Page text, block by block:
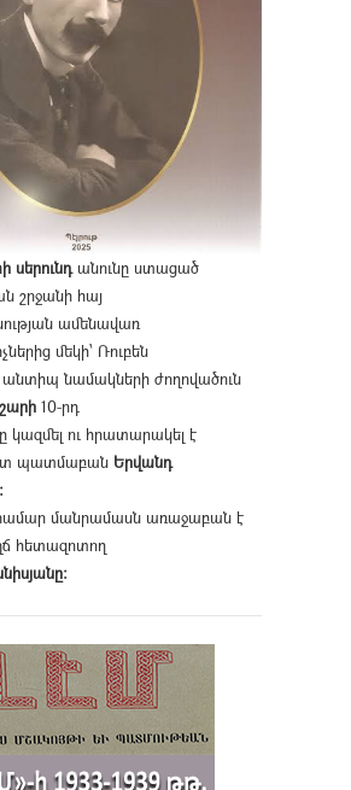
անունը ստացած
շրջանի հայ
ամենավառ
մեկի՝ Ռուբեն
նամակների ժողովածուն
10-րդ
կազմել ու հրատարակել է
պատմաբան Երվանդ
մանրամասն առաջաբան է
հետազոտող